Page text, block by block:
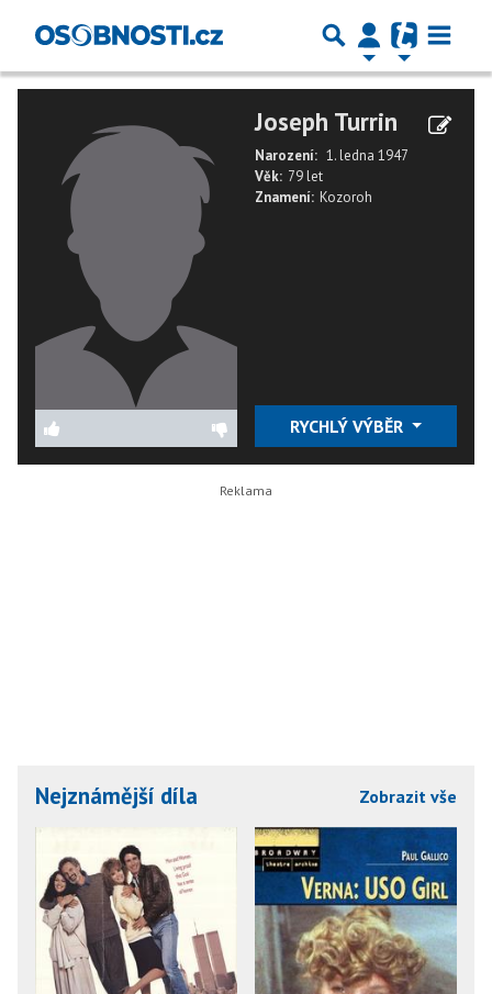
Joseph Turrin
Narození: 1. ledna 1947
Věk: 79 let
Znamení: Kozoroh
RYCHLÝ VÝBĚR
Nejznámější díla Zobrazit vše